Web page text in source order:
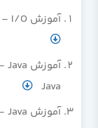
آموزش Java – I/O و عملیات ورودی و خروجی در Java
Java
آموزش Java - کلاس FileInputStream در Java